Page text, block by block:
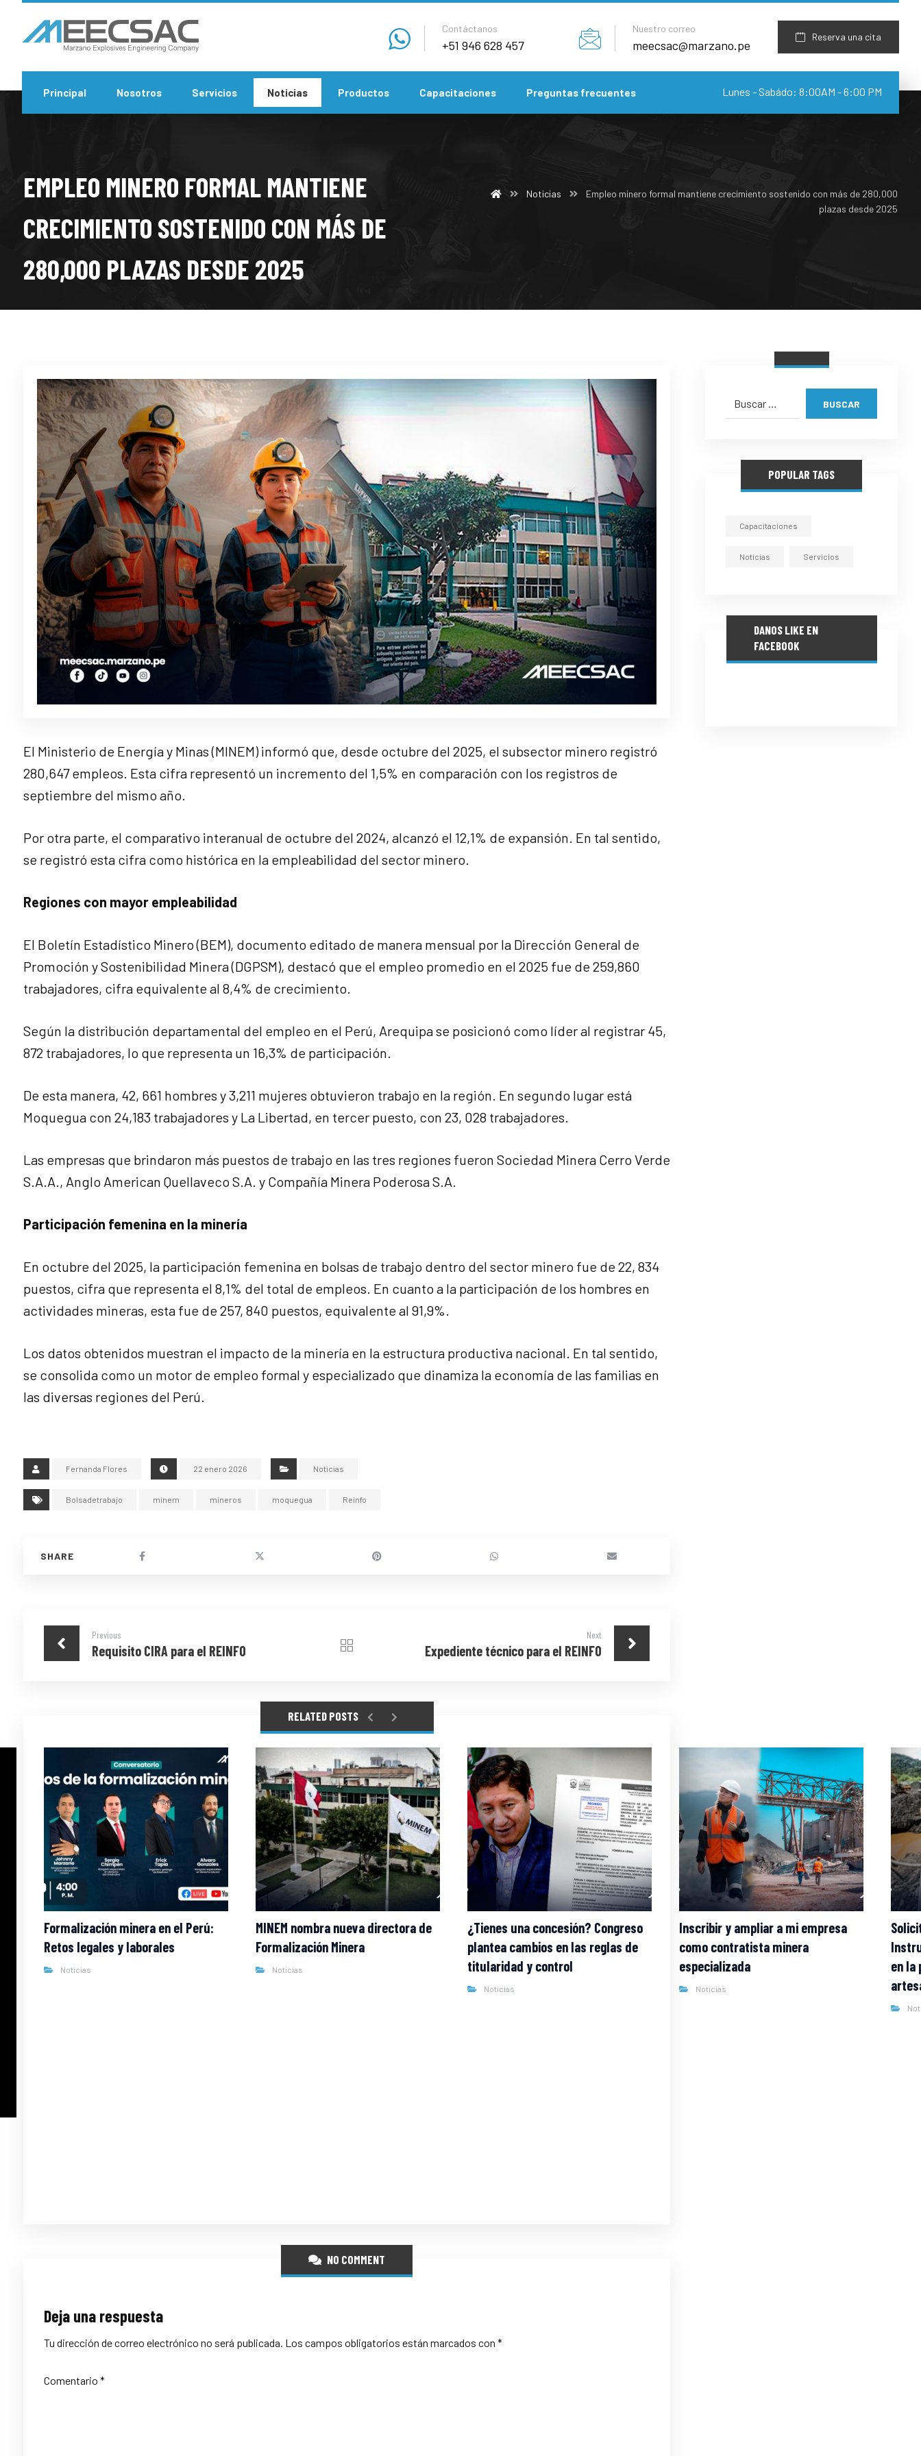
Reserva una cita
Nuestro correo
meecsac@marzano.pe
Contáctanos
+51 946 628 457
Principal Nosotros Servicios Noticias Productos Capacitaciones Preguntas frecuentes Lunes - Sabádo: 8:00AM - 6:00 PM
EMPLEO MINERO FORMAL MANTIENE
CRECIMIENTO SOSTENIDO CON MÁS DE
280,000 PLAZAS DESDE 2025
Noticias
Empleo minero formal mantiene crecimiento sostenido con más de 280,000
plazas desde 2025
El Ministerio de Energía y Minas (MINEM) informó que, desde octubre del 2025, el subsector minero registró
280,647 empleos. Esta cifra representó un incremento del 1,5% en comparación con los registros de
septiembre del mismo año.
Por otra parte, el comparativo interanual de octubre del 2024, alcanzó el 12,1% de expansión. En tal sentido,
se registró esta cifra como histórica en la empleabilidad del sector minero.
Regiones con mayor empleabilidad
El Boletín Estadístico Minero (BEM), documento editado de manera mensual por la Dirección General de
Promoción y Sostenibilidad Minera (DGPSM), destacó que el empleo promedio en el 2025 fue de 259,860
trabajadores, cifra equivalente al 8,4% de crecimiento.
Según la distribución departamental del empleo en el Perú, Arequipa se posicionó como líder al registrar 45,
872 trabajadores, lo que representa un 16,3% de participación.
De esta manera, 42, 661 hombres y 3,211 mujeres obtuvieron trabajo en la región. En segundo lugar está
Moquegua con 24,183 trabajadores y La Libertad, en tercer puesto, con 23, 028 trabajadores.
Las empresas que brindaron más puestos de trabajo en las tres regiones fueron Sociedad Minera Cerro Verde
S.A.A., Anglo American Quellaveco S.A. y Compañía Minera Poderosa S.A.
Participación femenina en la minería
En octubre del 2025, la participación femenina en bolsas de trabajo dentro del sector minero fue de 22, 834
puestos, cifra que representa el 8,1% del total de empleos. En cuanto a la participación de los hombres en
actividades mineras, esta fue de 257, 840 puestos, equivalente al 91,9%.
Los datos obtenidos muestran el impacto de la minería en la estructura productiva nacional. En tal sentido,
se consolida como un motor de empleo formal y especializado que dinamiza la economía de las familias en
las diversas regiones del Perú.
Fernanda Flores 22 enero 2026 Noticias
Bolsadetrabajo minem mineros moquegua Reinfo
Previous
Requisito CIRA para el REINFO
Next
Expediente técnico para el REINFO
RELATED POSTS
Formalización minera en el Perú:
Retos legales y laborales
Noticias
MINEM nombra nueva directora de
Formalización Minera
Noticias
¿Tienes una concesión? Congreso
plantea cambios en las reglas de
titularidad y control
Noticias
Inscribir y ampliar a mi empresa
como contratista minera
especializada
Noticias
en la
NO COMMENT
Deja una respuesta
Tu dirección de correo electrónico no será publicada. Los campos obligatorios están marcados con *
Comentario *
BUSCAR
POPULAR TAGS
Capacitaciones
Noticias Servicios
DANOS LIKE EN
FACEBOOK